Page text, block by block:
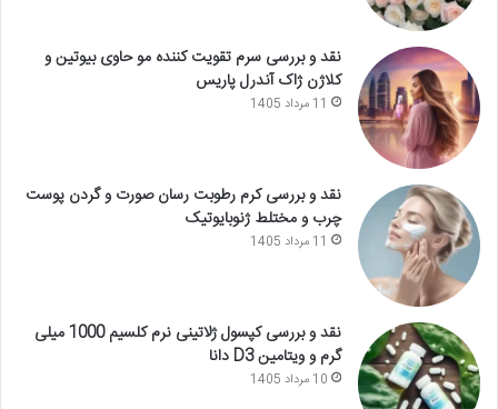
نقد و بررسی سرم تقویت کننده مو حاوی بیوتین و
کلاژن ژاک آندرل پاریس
11 مرداد 1405
نقد و بررسی کرم رطوبت رسان صورت و گردن پوست
چرب و مختلط ژنوبایوتیک
11 مرداد 1405
نقد و بررسی کپسول ژلاتینی نرم کلسیم 1000 میلی
گرم و ویتامین D3 دانا
10 مرداد 1405